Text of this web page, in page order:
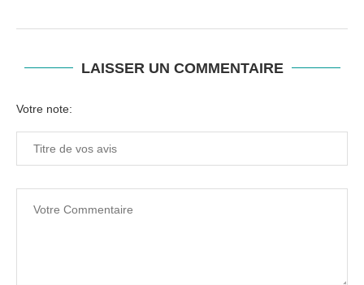
LAISSER UN COMMENTAIRE
Votre note: